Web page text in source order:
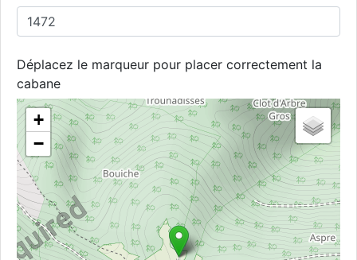
Déplacez le marqueur pour placer correctement la
cabane
+
−